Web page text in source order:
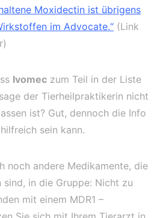
Moxidectin ist übrigens
im Advocate.“ (Link
Ivomec zum Teil in der Liste
der Tierheilpraktikerin nicht
ist? Gut, dennoch die Info
sein kann.
noch andere Medikamente, die
in die Gruppe: Nicht zu
mit einem MDR1 –